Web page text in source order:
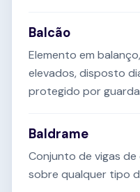
Balcão
Elemento em
elevados, disposto
protegido por
Baldrame
Conjunto de vigas
sobre qualquer tipo